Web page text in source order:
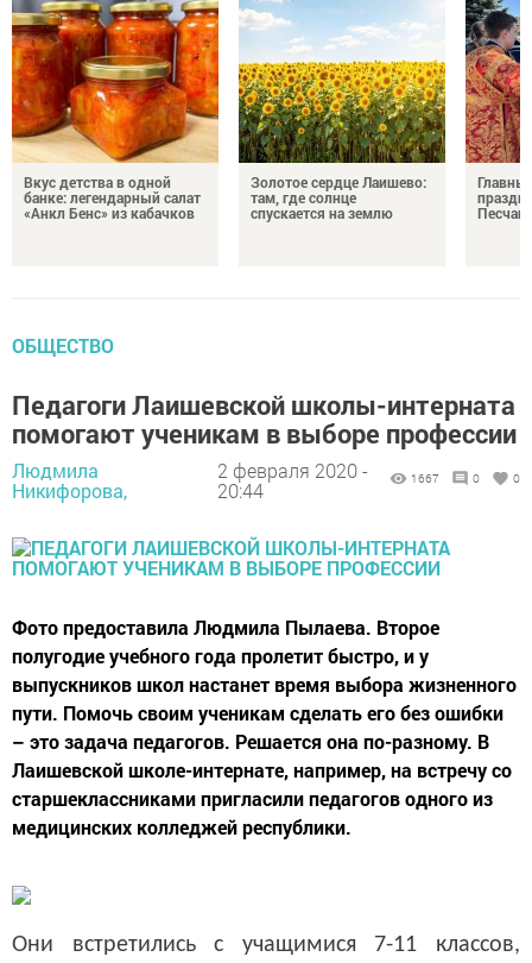
Вкус детства в одной
банке: легендарный салат
«Анкл Бенс» из кабачков
Золотое сердце Лаишево:
там, где солнце
спускается на землю
ОБЩЕСТВО
Педагоги Лаишевской школы-интерната
помогают ученикам в выборе профессии
Людмила
Никифорова,
2 февраля 2020 -
20:44
1667 0 0
Фото предоставила Людмила Пылаева. Второе
полугодие учебного года пролетит быстро, и у
выпускников школ настанет время выбора жизненного
пути. Помочь своим ученикам сделать его без ошибки
– это задача педагогов. Решается она по-разному. В
Лаишевской школе-интернате, например, на встречу со
старшеклассниками пригласили педагогов одного из
медицинских колледжей республики.
Они встретились с учащимися 7-11 классов,